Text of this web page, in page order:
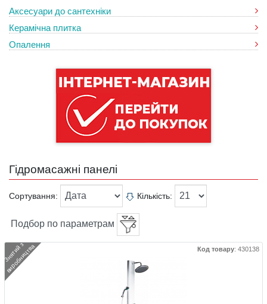
Аксесуари до сантехніки
Керамічна плитка
Опалення
Гідромасажні панелі
Сортування: Кількість:
Подбор по параметрам
З
н
я
т
и
й
з
в
и
р
о
б
н
и
ц
т
в
а Код товару: 430138